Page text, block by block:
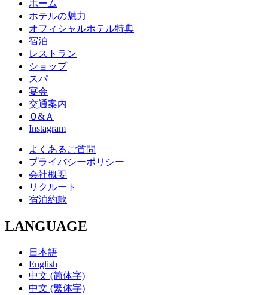
ホーム
ホテルの魅力
オフィシャルホテル特典
宿泊
レストラン
ショップ
スパ
宴会
交通案内
Ｑ&Ａ
Instagram
よくあるご質問
プライバシーポリシー
会社概要
リクルート
宿泊約款
LANGUAGE
日本語
English
中文 (简体字)
中文 (繁体字)